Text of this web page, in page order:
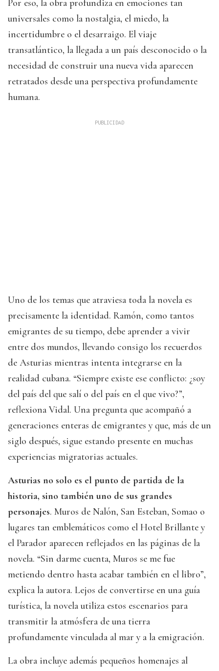
Por eso, la obra profundiza en emociones tan
universales como la nostalgia, el miedo, la
incertidumbre o el desarraigo. El viaje
transatlántico, la llegada a un país desconocido o la
necesidad de construir una nueva vida aparecen
retratados desde una perspectiva profundamente
humana.
Uno de los temas que atraviesa toda la novela es
precisamente la identidad. Ramón, como tantos
emigrantes de su tiempo, debe aprender a vivir
entre dos mundos, llevando consigo los recuerdos
de Asturias mientras intenta integrarse en la
realidad cubana. “Siempre existe ese conflicto: ¿soy
del país del que salí o del país en el que vivo?”,
reflexiona Vidal. Una pregunta que acompañó a
generaciones enteras de emigrantes y que, más de un
siglo después, sigue estando presente en muchas
experiencias migratorias actuales.
Asturias no solo es el punto de partida de la
historia, sino también uno de sus grandes
personajes. Muros de Nalón, San Esteban, Somao o
lugares tan emblemáticos como el Hotel Brillante y
el Parador aparecen reflejados en las páginas de la
novela. “Sin darme cuenta, Muros se me fue
metiendo dentro hasta acabar también en el libro”,
explica la autora. Lejos de convertirse en una guía
turística, la novela utiliza estos escenarios para
transmitir la atmósfera de una tierra
profundamente vinculada al mar y a la emigración.
La obra incluye además pequeños homenajes al